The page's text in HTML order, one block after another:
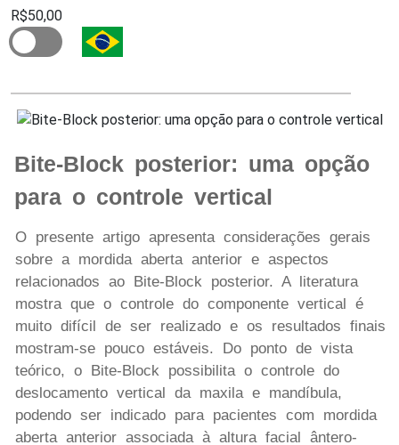
R$50,00
Bite-Block posterior: uma opção
para o controle vertical
O presente artigo apresenta considerações gerais
sobre a mordida aberta anterior e aspectos
relacionados ao Bite-Block posterior. A literatura
mostra que o controle do componente vertical é
muito difícil de ser realizado e os resultados finais
mostram-se pouco estáveis. Do ponto de vista
teórico, o Bite-Block possibilita o controle do
deslocamento vertical da maxila e mandíbula,
podendo ser indicado para pacientes com mordida
aberta anterior associada à altura facial ântero-